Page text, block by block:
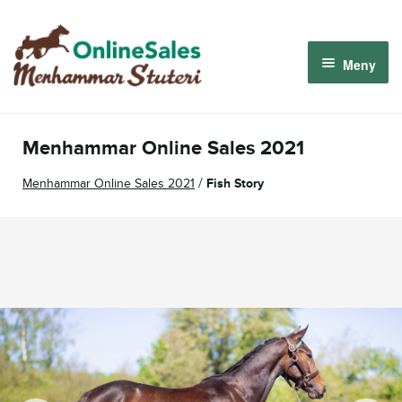
Hoppa
till
navigering
Hoppa
till
innehåll
Meny
Logga in
Menhammar Online Sales 2021
Menhammar Online Sales 2021 / Fish Story